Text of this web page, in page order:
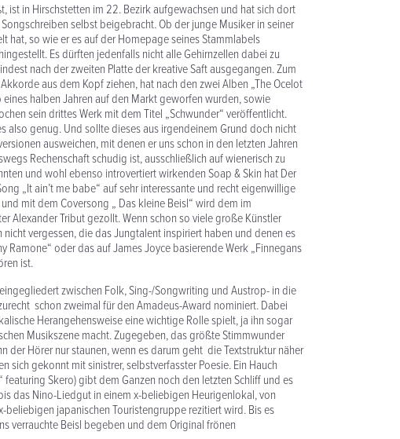
ist in Hirschstetten im 22. Bezirk aufgewachsen und hat sich dort
selbst beigebracht. Ob der junge Musiker in seiner
hat, so wie er es auf der Homepage seines Stammlabels
Es dürften jedenfalls nicht alle Gehirnzellen dabei zu
nach der zweiten Platte der kreative Saft ausgegangen. Zum
aus dem Kopf ziehen, hat nach den zwei Alben „The Ocelot
halben Jahren auf den Markt geworfen wurden, sowie
sein drittes Werk mit dem Titel „Schwunder“ veröffentlicht.
also genug. Und sollte dieses aus irgendeinem Grund doch nicht
ausweichen, mit denen er uns schon in den letzten Jahren
Rechenschaft schudig ist, ausschließlich auf wienerisch zu
und wohl ebenso introvertiert wirkenden Soap & Skin hat Der
„It ain’t me babe“ auf sehr interessante und recht eigenwillige
mit dem Coversong „ Das kleine Beisl“ wird dem im
Alexander Tribut gezollt. Wenn schon so viele große Künstler
vergessen, die das Jungtalent inspiriert haben und denen es
Ramone“ oder das auf James Joyce basierende Werk „Finnegans
ist.
zwischen Folk, Sing-/Songwriting und Austrop- in die
schon zweimal für den Amadeus-Award nominiert. Dabei
Herangehensweise eine wichtige Rolle spielt, ja ihn sogar
Musikszene macht. Zugegeben, das größte Stimmwunder
der Hörer nur staunen, wenn es darum geht die Textstruktur näher
sich gekonnt mit sinistrer, selbstverfasster Poesie. Ein Hauch
featuring Skero) gibt dem Ganzen noch den letzten Schliff und es
das Nino-Liedgut in einem x-beliebigen Heurigenlokal, von
japanischen Touristengruppe rezitiert wird. Bis es
verrauchte Beisl begeben und dem Original frönen